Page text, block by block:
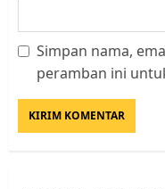
Simpan nama,
peramban ini